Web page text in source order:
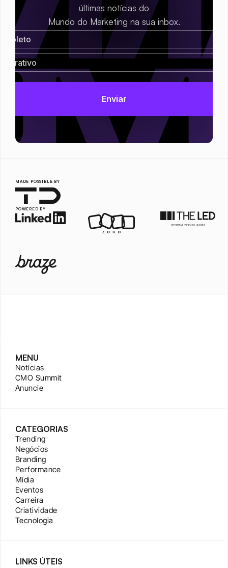
últimas notícias do
Mundo do Marketing na sua inbox.
MADE POSSIBLE BY
POWERED BY
MENU
Notícias
CMO Summit
Anuncie
CATEGORIAS
Trending
Negócios
Branding
Performance
Mídia
Eventos
Carreira
Criatividade
Tecnologia
LINKS ÚTEIS